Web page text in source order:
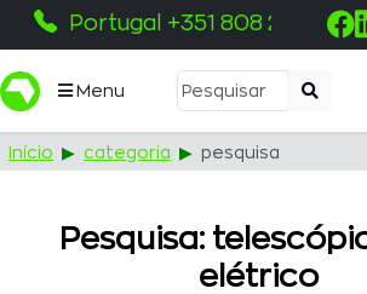
Portugal +351 808 215 115
Menu
Início categoria pesquisa
Pesquisa:
elétrico